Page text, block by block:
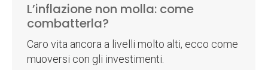
L’inflazione non molla: come
combatterla?
Caro vita ancora a livelli molto alti, ecco come
muoversi con gli investimenti.